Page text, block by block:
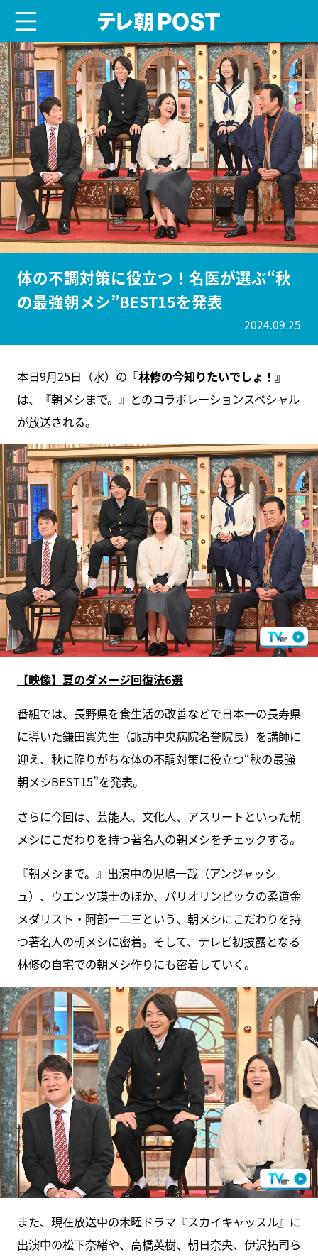
体の不調対策に役立つ！名医が選ぶ“秋
の最強朝メシ”BEST15を発表
2024.09.25
本日9月25日（水）の 『林修の今知りたいでしょ！』
は、『朝メシまで。』とのコラボレーションスペシャル
が放送される。
【映像】夏のダメージ回復法6選
番組では、長野県を食生活の改善などで日本一の長寿県
に導いた鎌田實先生（諏訪中央病院名誉院長）を講師に
迎え、秋に陥りがちな体の不調対策に役立つ“秋の最強
朝メシBEST15”を発表。
さらに今回は、芸能人、文化人、アスリートといった朝
メシにこだわりを持つ著名人の朝メシをチェックする。
『朝メシまで。』出演中の児嶋一哉（アンジャッシ
ュ）、ウエンツ瑛士のほか、パリオリンピックの柔道金
メダリスト・阿部一二三という、朝メシにこだわりを持
つ著名人の朝メシに密着。そして、テレビ初披露となる
林修の自宅での朝メシ作りにも密着していく。
また、現在放送中の木曜ドラマ『スカイキャッスル』に
出演中の松下奈緒や、高橋英樹、朝日奈央、伊沢拓司ら